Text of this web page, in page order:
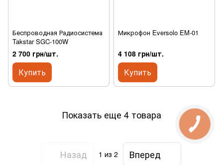
Беспроводная Радиосистема
Takstar SGC-100W
2 700 грн/шт.
Купить
Микрофон Eversolo EM-01
4 108 грн/шт.
Купить
Показать еще 4 товара
Назад 1 из 2 Вперед